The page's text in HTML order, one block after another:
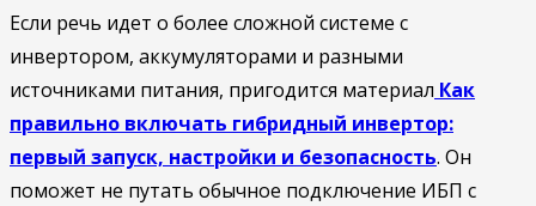
Если речь идет о более сложной системе с
инвертором, аккумуляторами и разными
источниками питания, пригодится материал Как
правильно включать гибридный инвертор:
первый запуск, настройки и безопасность. Он
поможет не путать обычное подключение ИБП с